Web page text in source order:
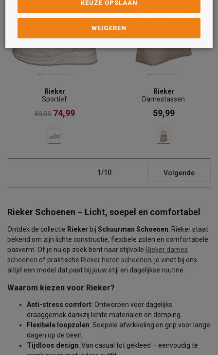
Rieker
Sportief
89,99 74,99
Rieker
Damestassen
59,99
1/10 Volgende
Rieker Schoenen – Licht, soepel en comfortabel
Ontdek de collectie Rieker bij Schuurman Schoenen . Rieker staat
bekend om zijn lichte constructie, flexibele zolen en comfortabele
pasvorm. Of je nu op zoek bent naar stijlvolle Rieker dames
schoenen of praktische Rieker heren schoenen, je vindt bij ons
altijd een model dat past bij jouw stijl en dagelijkse routine.
Waarom kiezen voor Rieker?
Anti-stress comfort: Ontworpen voor dagelijks
draaggemak dankzij lichte materialen en demping.
Flexibele loopzolen: Soepele afwikkeling en grip voor lange
dagen op de been.
Tijdloos design: Van casual tot gekleed – eenvoudig te
KEUZE OPSLAAN
WEIGEREN